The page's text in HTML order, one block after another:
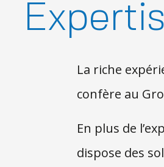
La riche
confère au
En plus de
dispose des